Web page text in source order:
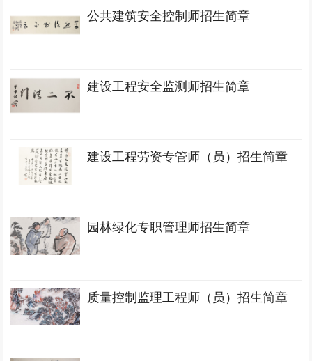
公共建筑安全控制师招生简章
建设工程安全监测师招生简章
建设工程劳资专管师（员）招生简章
园林绿化专职管理师招生简章
质量控制监理工程师（员）招生简章